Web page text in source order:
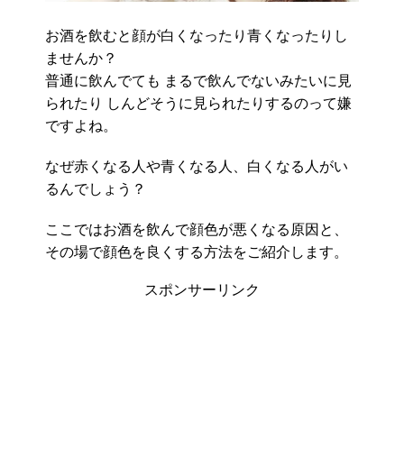
お酒を飲むと顔が白くなったり青くなったりし
ませんか？
普通に飲んでても まるで飲んでないみたいに見
られたり しんどそうに見られたりするのって嫌
ですよね。
なぜ赤くなる人や青くなる人、白くなる人がい
るんでしょう？
ここではお酒を飲んで顔色が悪くなる原因と、
その場で顔色を良くする方法をご紹介します。
スポンサーリンク